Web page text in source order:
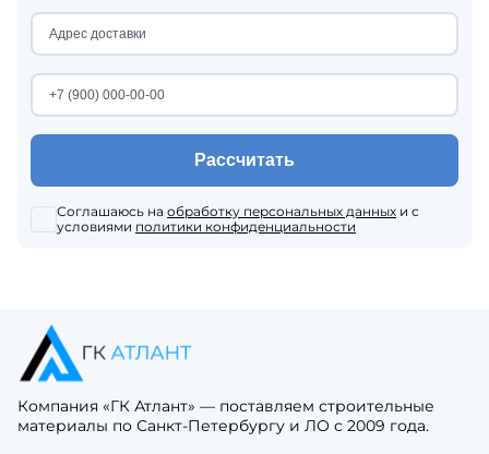
Рассчитать
Соглашаюсь на обработку персональных данных и с
условиями политики конфиденциальности
Компания «ГК Атлант» — поставляем строительные
материалы по Санкт-Петербургу и ЛО с 2009 года.